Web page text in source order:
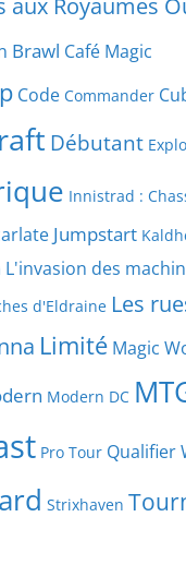
aux Royaumes
Brawl Café Magic
Code Commander
Débutant
Innistrad :
Jumpstart
L'invasion des
d'Eldraine Les
Limité Magic
Modern DC
Pro Tour Qualifier
Strixhaven